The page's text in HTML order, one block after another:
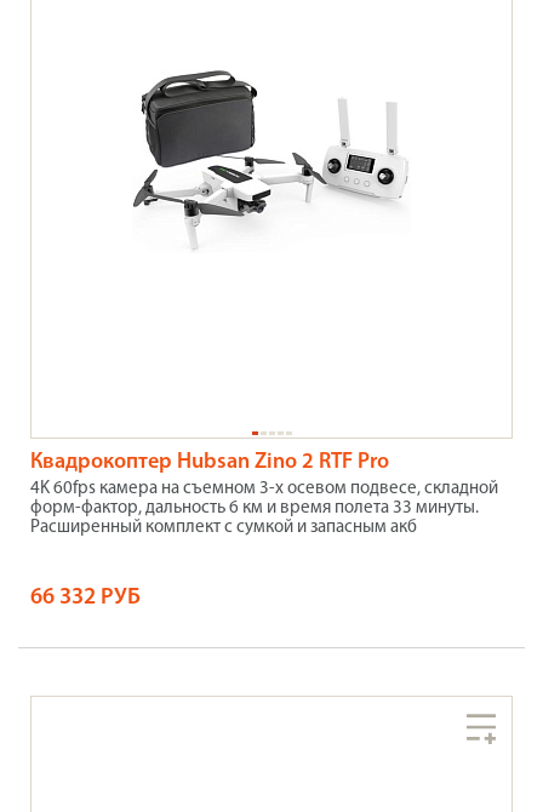
Квадрокоптер Hubsan Zino 2 RTF Pro
4K 60fps камера на съемном 3-х осевом подвесе, складной
форм-фактор, дальность 6 км и время полета 33 минуты.
Расширенный комплект с сумкой и запасным акб
66 332 РУБ